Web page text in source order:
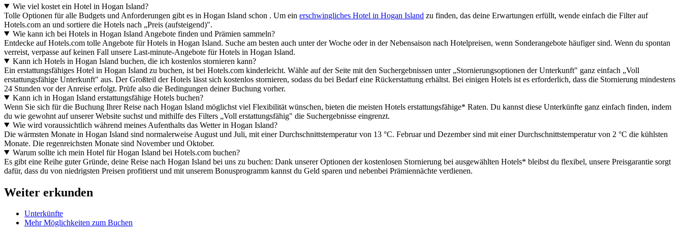
Wie viel kostet ein Hotel in Hogan Island?
Tolle Optionen für alle Budgets und Anforderungen gibt es in Hogan Island schon . Um ein erschwingliches Hotel in Hogan Island zu finden, das deine Erwartungen erfüllt, wende einfach die Filter auf
Hotels.com an und sortiere die Hotels nach „Preis (aufsteigend)".
Wie kann ich bei Hotels in Hogan Island Angebote finden und Prämien sammeln?
Entdecke auf Hotels.com tolle Angebote für Hotels in Hogan Island. Suche am besten auch unter der Woche oder in der Nebensaison nach Hotelpreisen, wenn Sonderangebote häufiger sind. Wenn du spontan
verreist, verpasse auf keinen Fall unsere Last-minute-Angebote für Hotels in Hogan Island.
Kann ich Hotels in Hogan Island buchen, die ich kostenlos stornieren kann?
Ein erstattungsfähiges Hotel in Hogan Island zu buchen, ist bei Hotels.com kinderleicht. Wähle auf der Seite mit den Suchergebnissen unter „Stornierungsoptionen der Unterkunft" ganz einfach „Voll
erstattungsfähige Unterkunft" aus. Der Großteil der Hotels lässt sich kostenlos stornieren, sodass du bei Bedarf eine Rückerstattung erhältst. Bei einigen Hotels ist es erforderlich, dass die Stornierung mindestens
24 Stunden vor der Anreise erfolgt. Prüfe also die Bedingungen deiner Buchung vorher.
Kann ich in Hogan Island erstattungsfähige Hotels buchen?
Wenn Sie sich für die Buchung Ihrer Reise nach Hogan Island möglichst viel Flexibilität wünschen, bieten die meisten Hotels erstattungsfähige* Raten. Du kannst diese Unterkünfte ganz einfach finden, indem
du wie gewohnt auf unserer Website suchst und mithilfe des Filters „Voll erstattungsfähig" die Suchergebnisse eingrenzt.
Wie wird voraussichtlich während meines Aufenthalts das Wetter in Hogan Island?
Die wärmsten Monate in Hogan Island sind normalerweise August und Juli, mit einer Durchschnittstemperatur von 13 °C. Februar und Dezember sind mit einer Durchschnittstemperatur von 2 °C die kühlsten
Monate. Die regenreichsten Monate sind November und Oktober.
Warum sollte ich mein Hotel für Hogan Island bei Hotels.com buchen?
Es gibt eine Reihe guter Gründe, deine Reise nach Hogan Island bei uns zu buchen: Dank unserer Optionen der kostenlosen Stornierung bei ausgewählten Hotels* bleibst du flexibel, unsere Preisgarantie sorgt
dafür, dass du von niedrigsten Preisen profitierst und mit unserem Bonusprogramm kannst du Geld sparen und nebenbei Prämiennächte verdienen.
Weiter erkunden
Unterkünfte
Mehr Möglichkeiten zum Buchen